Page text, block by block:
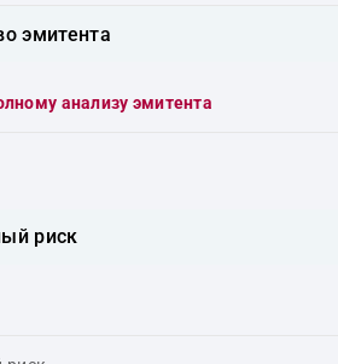
эмитента
анализу эмитента
риск